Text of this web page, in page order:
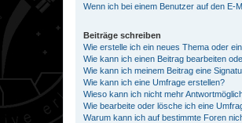
Wenn ich bei einem Benutzer auf den E-
Beiträge schreiben
Wie erstelle ich ein neues Thema oder
Wie kann ich einen Beitrag bearbeiten
Wie kann ich meinem Beitrag eine
Wie kann ich eine Umfrage erstellen?
Wieso kann ich nicht mehr
Wie bearbeite oder lösche ich eine
Warum kann ich auf bestimmte Foren